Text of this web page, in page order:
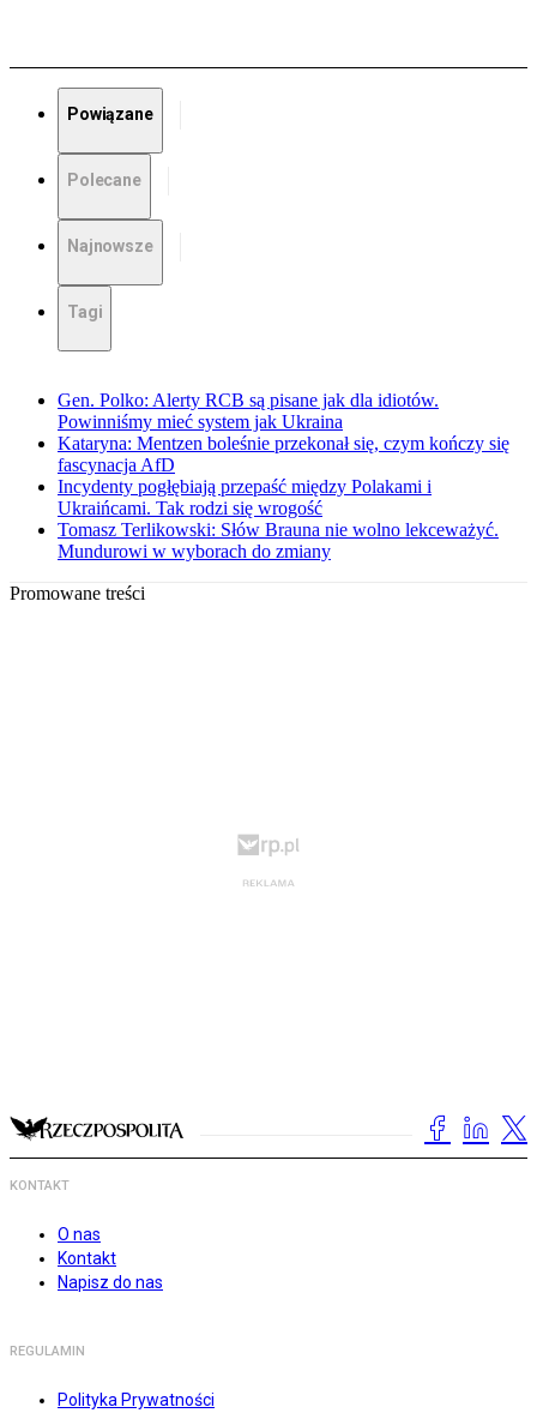
Powiązane
Polecane
Najnowsze
Tagi
Gen. Polko: Alerty RCB są pisane jak dla idiotów.
Powinniśmy mieć system jak Ukraina
Kataryna: Mentzen boleśnie przekonał się, czym kończy się
fascynacja AfD
Incydenty pogłębiają przepaść między Polakami i
Ukraińcami. Tak rodzi się wrogość
Tomasz Terlikowski: Słów Brauna nie wolno lekceważyć.
Mundurowi w wyborach do zmiany
Promowane treści
KONTAKT
O nas
Kontakt
Napisz do nas
REGULAMIN
Polityka Prywatności